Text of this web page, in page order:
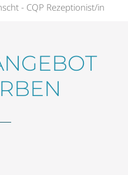
- CQP Rezeptionist/in